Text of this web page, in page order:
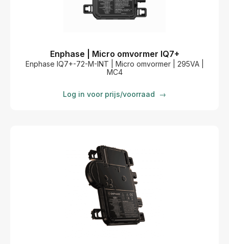
Enphase | Micro omvormer IQ7+
Enphase IQ7+-72-M-INT | Micro omvormer | 295VA |
MC4
Log in voor prijs/voorraad →